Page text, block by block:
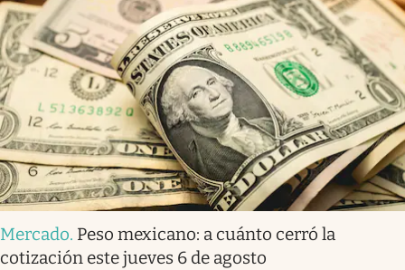
Mercado. Peso mexicano: a cuánto cerró la
cotización este jueves 6 de agosto